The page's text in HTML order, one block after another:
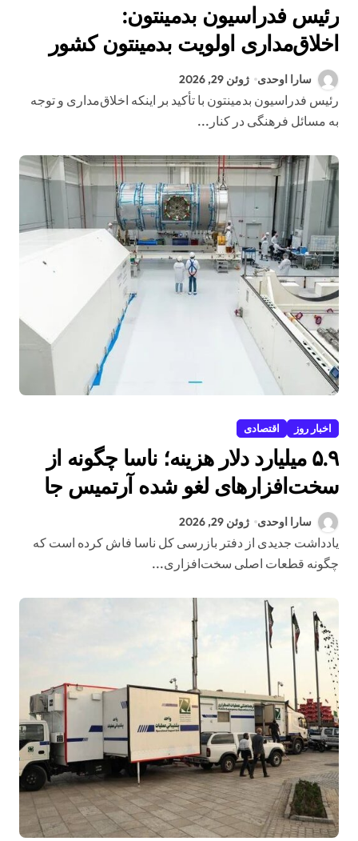
رئیس فدراسیون بدمینتون:
اخلاق‌مداری اولویت بدمینتون کشور
است؛ موفقیت هیئت البرز در گرو
همدلی و استفاده از ظرفیت همه
فعالان
سارا اوحدی ژوئن 29, 2026
رئیس فدراسیون بدمینتون با تأکید بر اینکه اخلاق‌مداری و توجه
به مسائل فرهنگی در کنار...
اخبار روز اقتصادی
۵.۹ میلیارد دلار هزینه؛ ناسا چگونه از
سخت‌افزارهای لغو شده آرتمیس جا
ماند؟سارا اوحدی ژوئن 29, 2026
یادداشت جدیدی از دفتر بازرسی کل ناسا فاش کرده است که
چگونه قطعات اصلی سخت‌افزاری...